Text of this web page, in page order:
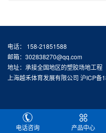
电话： 158-21851588
邮箱：302838270@qq.com
地址：承接全国地区的塑胶场地工程
上海越禾体育发展有限公司 沪ICP备
电话咨询 产品中心